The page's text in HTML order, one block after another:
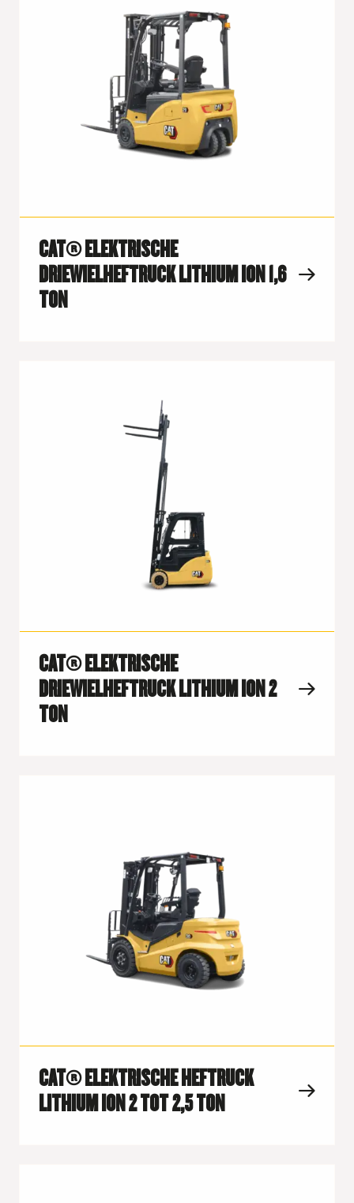
CAT® ELEKTRISCHE
DRIEWIELHEFTRUCK LITHIUM ION 1,6
TON
CAT® ELEKTRISCHE
DRIEWIELHEFTRUCK LITHIUM ION 2
TON
CAT® ELEKTRISCHE HEFTRUCK
LITHIUM ION 2 TOT 2,5 TON